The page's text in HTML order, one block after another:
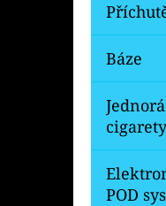
N
Báze
cigarety
POD
OXVA
99 Kč
Původně: